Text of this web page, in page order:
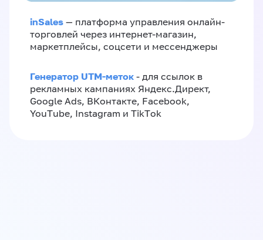
inSales — платформа управления онлайн-
торговлей через интернет-магазин,
маркетплейсы, соцсети и мессенджеры
Генератор UTM-меток - для ссылок в
рекламных кампаниях Яндекс.Директ,
Google Ads, ВКонтакте, Facebook,
YouTube, Instagram и TikTok